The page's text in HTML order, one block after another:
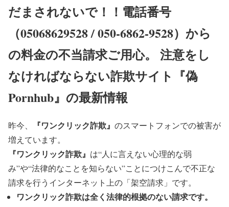
だまされないで！！電話番号
（05068629528 / 050-6862-9528）から
の料金の不当請求ご用心。 注意をし
なければならない詐欺サイト『偽
Pornhub』の最新情報
昨今、 『ワンクリック詐欺』 のスマートフォンでの被害が
増えています。
『ワンクリック詐欺』 は“人に言えない心理的な弱
み”や“法律的なことを知らない”ことにつけこんで不正な
請求を行うインターネット上の「架空請求」です。
ワンクリック詐欺は全く法律的根拠のない請求です。